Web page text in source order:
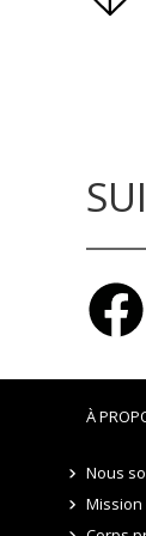
À
Nous
Mission